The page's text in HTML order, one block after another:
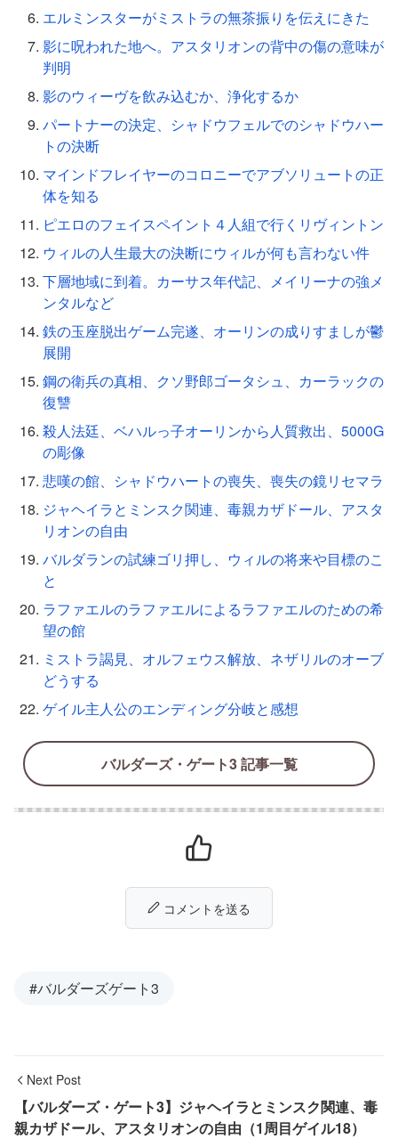
エルミンスターがミストラの無茶振りを伝えにきた
影に呪われた地へ。アスタリオンの背中の傷の意味が
判明
影のウィーヴを飲み込むか、浄化するか
パートナーの決定、シャドウフェルでのシャドウハー
トの決断
マインドフレイヤーのコロニーでアブソリュートの正
体を知る
ピエロのフェイスペイント４人組で行くリヴィントン
ウィルの人生最大の決断にウィルが何も言わない件
下層地域に到着。カーサス年代記、メイリーナの強メ
ンタルなど
鉄の玉座脱出ゲーム完遂、オーリンの成りすましが鬱
展開
鋼の衛兵の真相、クソ野郎ゴータシュ、カーラックの
復讐
殺人法廷、ベハルっ子オーリンから人質救出、5000G
の彫像
悲嘆の館、シャドウハートの喪失、喪失の鏡リセマラ
ジャヘイラとミンスク関連、毒親カザドール、アスタ
リオンの自由
バルダランの試練ゴリ押し、ウィルの将来や目標のこ
と
ラファエルのラファエルによるラファエルのための希
望の館
ミストラ謁見、オルフェウス解放、ネザリルのオーブ
どうする
ゲイル主人公のエンディング分岐と感想
バルダーズ・ゲート3 記事一覧
コメントを送る
#バルダーズゲート3
Next Post
【バルダーズ・ゲート3】ジャヘイラとミンスク関連、毒
親カザドール、アスタリオンの自由（1周目ゲイル18）